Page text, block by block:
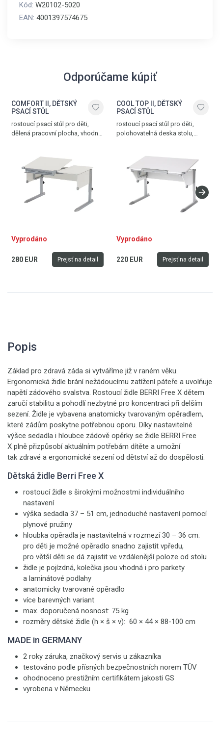
Kód: W20102-5020
EAN: 4001397574675
Odporúčame kúpiť
COMFORT II, DĚTSKÝ
PSACÍ STŮL
rostoucí psací stůl pro děti,
dělená pracovní plocha, vhodný
Vyprodáno
280 EUR Prejsť na detail
COOL TOP II, DĚTSKÝ
PSACÍ STŮL
rostoucí psací stůl pro děti,
polohovatelná deska stolu,
Vyprodáno
220 EUR Prejsť na detail
Popis
Základ pro zdravá záda si vytváříme již v raném věku.
Ergonomická židle brání nežádoucímu zatížení páteře a uvolňuje
napětí zádového svalstva. Rostoucí židle BERRI Free X dětem
zaručí stabilitu a pohodlí nezbytné pro koncentraci při delším
sezení. Židle je vybavena anatomicky tvarovaným opěradlem,
které zádům poskytne potřebnou oporu. Díky nastavitelné
výšce sedadla i hloubce zádově opěrky se židle BERRI Free
X plně přizpůsobí aktuálním potřebám dítěte a umožní
tak zdravé a ergonomické sezení od dětství až do dospělosti.
Dětská židle Berri Free X
rostoucí židle s širokými možnostmi individuálního
nastavení
výška sedadla 37 – 51 cm, jednoduché nastavení pomocí
plynové pružiny
hloubka opěradla je nastavitelná v rozmezí 30 – 36 cm:
pro děti je možné opěradlo snadno zajistit vpředu,
pro větší děti se dá zajistit ve vzdálenější poloze od stolu
židle je pojízdná, kolečka jsou vhodná i pro parkety
a laminátové podlahy
anatomicky tvarované opěradlo
více barevných variant
max. doporučená nosnost: 75 kg
rozměry dětské židle (h × š × v): 60 × 44 × 88-100 cm
MADE in GERMANY
2 roky záruka, značkový servis u zákazníka
testováno podle přísných bezpečnostních norem TÜV
ohodnoceno prestižním certifikátem jakosti GS
vyrobena v Německu